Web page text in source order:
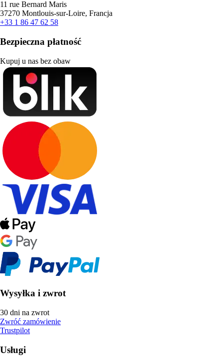
11 rue Bernard Maris
37270 Montlouis-sur-Loire, Francja
+33 1 86 47 62 58
Bezpieczna płatność
Kupuj u nas bez obaw
Wysyłka i zwrot
30 dni na zwrot
Zwróć zamówienie
Trustpilot
Usługi